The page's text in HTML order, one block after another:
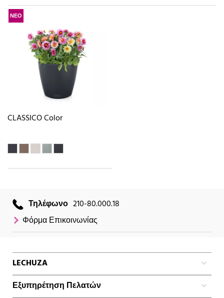
ΝΕΟ
CLASSICO Color
Τηλέφωνο 210-80.000.18
Φόρμα Επικοινωνίας
LECHUZA
Εξυπηρέτηση Πελατών